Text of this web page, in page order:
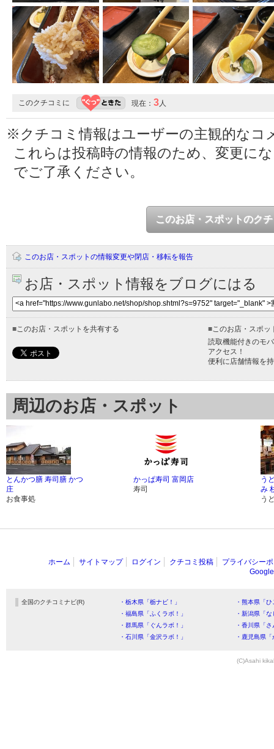
このクチコミに 現在： 3 人
※クチコミ情報はユーザーの主観的なコ
これらは投稿時の情報のため、変更に
でご了承ください。
このお店・スポットのク
このお店・スポットの情報変更や閉店・移転を報告
お店・スポット情報をブログにはる
■ このお店・スポットを共有する ■ このお店・スポ
読取機能付きのモ
アクセス！
便利に店舗情報を
周辺のお店・スポット
とんかつ膳 寿司膳 かつ
庄
お食事処
かっぱ寿司 富岡店
寿司
う
み
う
ホーム サイトマップ ログイン クチコミ投稿
プライバシー
全国のクチコミナビ(R) ・栃木県「栃ナビ！」
・熊本県「
・福島県「ふくラボ！」
・新潟県「
・群馬県「ぐんラボ！」
・香川県「
・石川県「金沢ラボ！」
・鹿児島県
(C)Asahi